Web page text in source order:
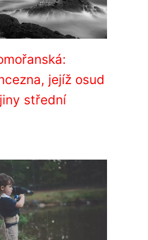
jejíž osud
střední